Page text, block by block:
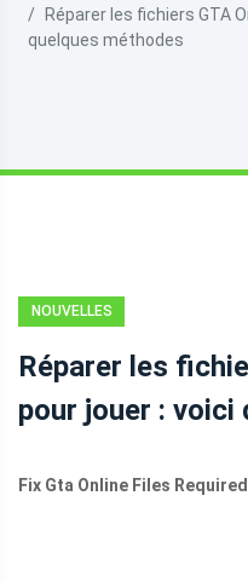
Réparer les fichiers GTA
quelques méthodes
NOUVELLES
Réparer les
pour jouer : voici
Fix Gta Online Files